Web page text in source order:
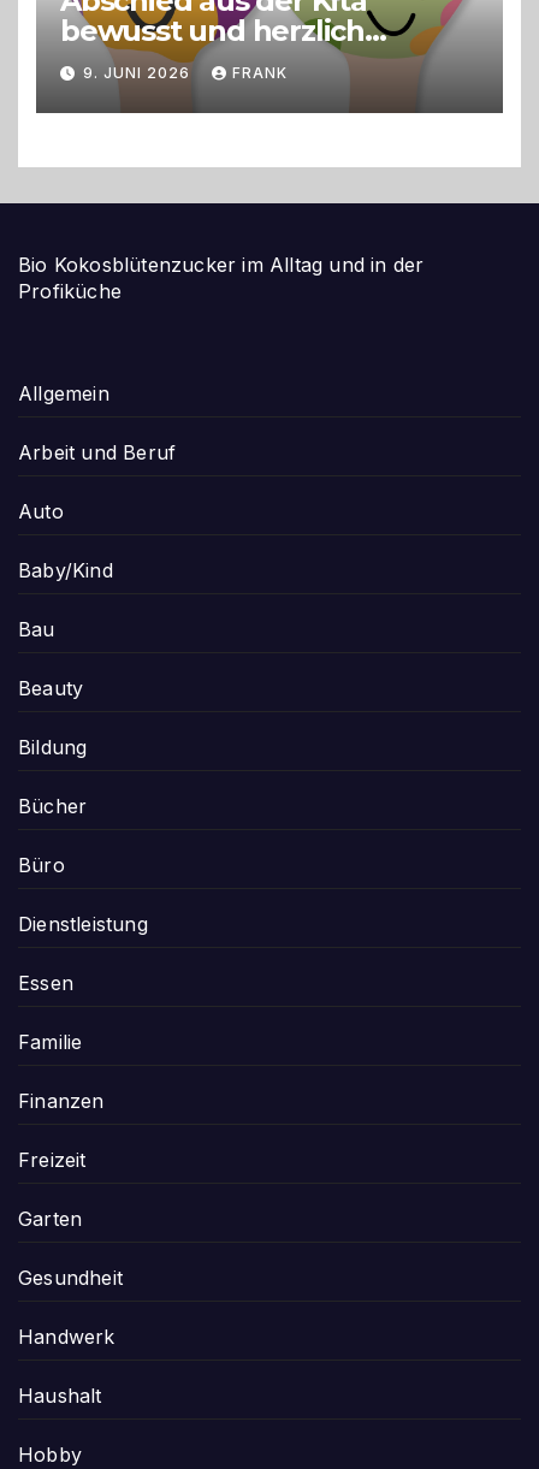
bewusst und herzlich
gestalten
9. JUNI 2026 FRANK
Bio Kokosblütenzucker im Alltag und in der
Profiküche
Allgemein
Arbeit und Beruf
Auto
Baby/Kind
Bau
Beauty
Bildung
Bücher
Büro
Dienstleistung
Essen
Familie
Finanzen
Freizeit
Garten
Gesundheit
Handwerk
Haushalt
Hobby